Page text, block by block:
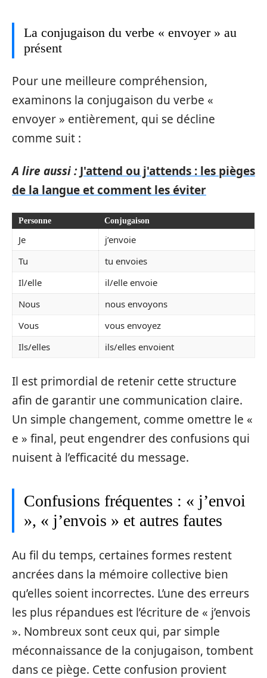
La conjugaison du verbe « envoyer » au
présent
Pour une meilleure compréhension,
examinons la conjugaison du verbe «
envoyer » entièrement, qui se décline
comme suit :
A lire aussi : J'attend ou j'attends : les pièges
de la langue et comment les éviter
Personne Conjugaison
Je
j’envoie
Tu
tu envoies
Il/elle
il/elle envoie
Nous
nous envoyons
Vous
vous envoyez
Ils/elles
ils/elles envoient
Il est primordial de retenir cette structure
afin de garantir une communication claire.
Un simple changement, comme omettre le «
e » final, peut engendrer des confusions qui
nuisent à l’efficacité du message.
Confusions fréquentes : « j’envoi
», « j’envois » et autres fautes
Au fil du temps, certaines formes restent
ancrées dans la mémoire collective bien
qu’elles soient incorrectes. L’une des erreurs
les plus répandues est l’écriture de « j’envois
». Nombreux sont ceux qui, par simple
méconnaissance de la conjugaison, tombent
dans ce piège. Cette confusion provient